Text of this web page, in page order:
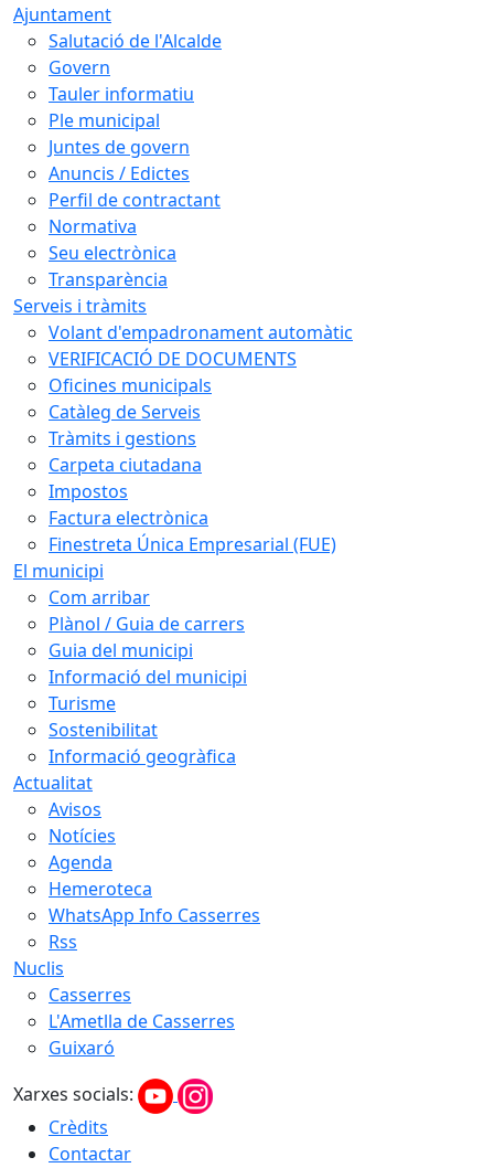
Ajuntament
Salutació de l'Alcalde
Govern
Tauler informatiu
Ple municipal
Juntes de govern
Anuncis / Edictes
Perfil de contractant
Normativa
Seu electrònica
Transparència
Serveis i tràmits
Volant d'empadronament automàtic
VERIFICACIÓ DE DOCUMENTS
Oficines municipals
Catàleg de Serveis
Tràmits i gestions
Carpeta ciutadana
Impostos
Factura electrònica
Finestreta Única Empresarial (FUE)
El municipi
Com arribar
Plànol / Guia de carrers
Guia del municipi
Informació del municipi
Turisme
Sostenibilitat
Informació geogràfica
Actualitat
Avisos
Notícies
Agenda
Hemeroteca
WhatsApp Info Casserres
Rss
Nuclis
Casserres
L'Ametlla de Casserres
Guixaró
Xarxes socials:
Crèdits
Contactar